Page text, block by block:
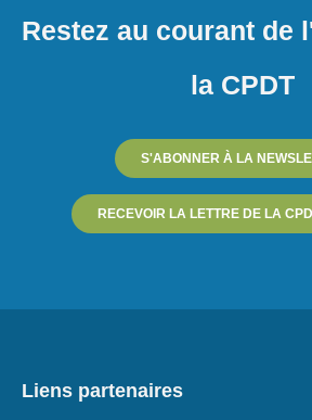
Restez au courant de
la CPDT
S'ABONNER À LA
RECEVOIR LA LETTRE DE LA
Liens partenaires